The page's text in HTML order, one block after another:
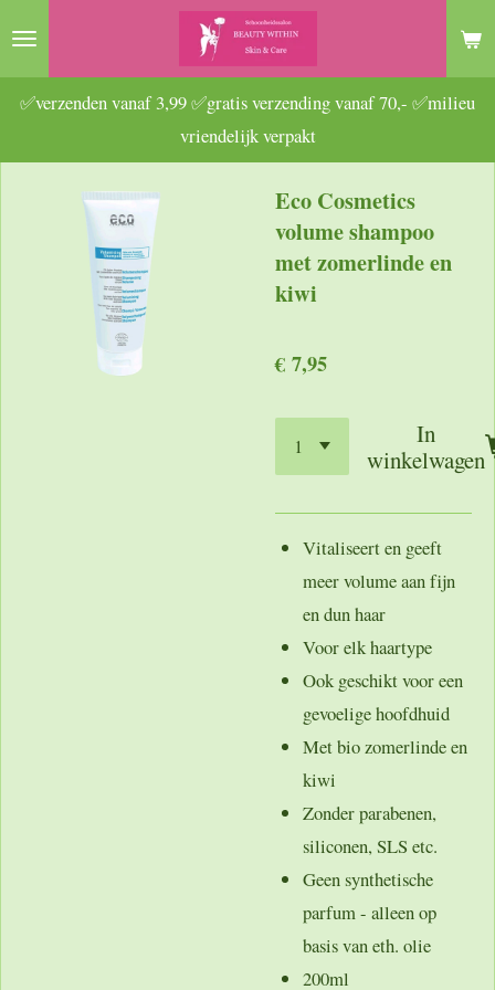
Ga
naar
hoofdinhoud
✅verzenden vanaf 3,99 ✅gratis verzending vanaf 70,- ✅milieu
vriendelijk verpakt
Eco Cosmetics
volume shampoo
met zomerlinde en
kiwi
€ 7,95
In
winkelwagen
Vitaliseert en geeft
meer volume aan fijn
en dun haar
Voor elk haartype
Ook geschikt voor een
gevoelige hoofdhuid
Met bio zomerlinde en
kiwi
Zonder parabenen,
siliconen, SLS etc.
Geen synthetische
parfum - alleen op
basis van eth. olie
200ml